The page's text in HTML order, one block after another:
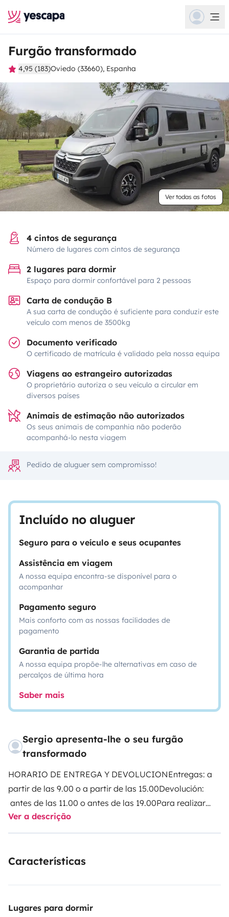
Furgão transformado
4,95 (183)Oviedo (33660), Espanha
Ver todas as fotos
4 cintos de segurança
Número de lugares com cintos de segurança
2 lugares para dormir
Espaço para dormir confortável para 2 pessoas
Carta de condução B
A sua carta de condução é suficiente para conduzir este
veículo com menos de 3500kg
Documento verificado
O certificado de matrícula é validado pela nossa equipa
Viagens ao estrangeiro autorizadas
O proprietário autoriza o seu veículo a circular em
diversos países
Animais de estimação não autorizados
Os seus animais de companhia não poderão
acompanhá-lo nesta viagem
Pedido de aluguer sem compromisso!
Incluído no aluguer
Seguro para o veículo e seus ocupantes
Assistência em viagem
A nossa equipa encontra-se disponível para o
acompanhar
Pagamento seguro
Mais conforto com as nossas facilidades de
pagamento
Garantia de partida
A nossa equipa propõe-lhe alternativas em caso de
percalços de última hora
Saber mais
Sergio apresenta-lhe o seu furgão
transformado
HORARIO DE ENTREGA Y DEVOLUCIONEntregas: a
partir de las 9.00 o a partir de las 15.00Devolución:
antes de las 11.00 o antes de las 19.00Para realizar
mas kilometraje de 200 km diarios
consultar.DESINFECTAMOS NUESTROS VEHICULOS
celebration 600. La Camper con el baño más grande
sencilla de conducir. Una cama🛏 de 140cm, ideal para
Ver a descrição
Características
Lugares para dormir